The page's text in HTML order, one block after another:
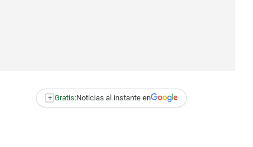
+ Gratis:Noticias al instante en